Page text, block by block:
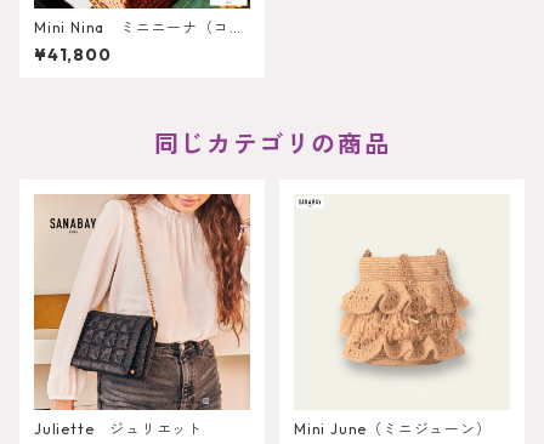
Mini Nina ミニニーナ（コロ
レ）
¥41,800
同じカテゴリの商品
Juliette ジュリエット Mini June（ミニジューン）